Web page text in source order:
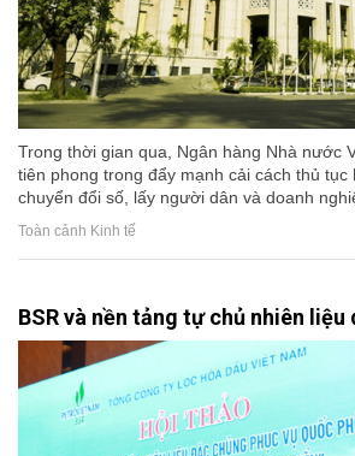
Trong thời gian qua, Ngân hàng Nhà nước
tiên phong trong đẩy mạnh cải cách thủ tục
chuyển đổi số, lấy người dân và doanh
Toàn cảnh Kinh tế
BSR và nền tảng tự chủ nhiên liệu